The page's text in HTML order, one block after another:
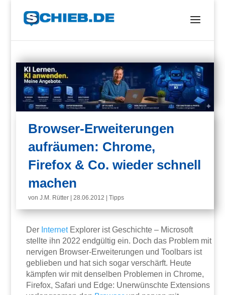
Browser-Erweiterungen
aufräumen: Chrome,
Firefox & Co. wieder schnell
machen
vonJ.M. Rütter |28.06.2012 |Tipps
Der InternetExplorer ist Geschichte – Microsoft
stellte ihn 2022 endgültig ein. Doch das Problem mit
nervigen Browser-Erweiterungen und Toolbars ist
geblieben und hat sich sogar verschärft. Heute
kämpfen wir mit denselben Problemen in Chrome,
Firefox, Safari und Edge: Unerwünschte Extensions